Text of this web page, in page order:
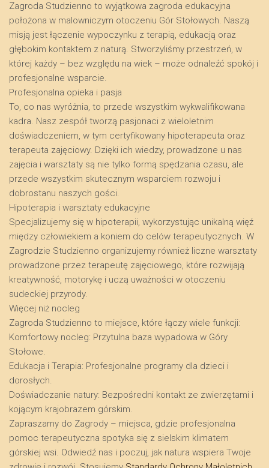
​Zagroda Studzienno to wyjątkowa zagroda edukacyjna
położona w malowniczym otoczeniu Gór Stołowych. Naszą
misją jest łączenie wypoczynku z terapią, edukacją oraz
głębokim kontaktem z naturą. Stworzyliśmy przestrzeń, w
której każdy – bez względu na wiek – może odnaleźć spokój i
profesjonalne wsparcie.
​Profesjonalna opieka i pasja
​To, co nas wyróżnia, to przede wszystkim wykwalifikowana
kadra. Nasz zespół tworzą pasjonaci z wieloletnim
doświadczeniem, w tym certyfikowany hipoterapeuta oraz
terapeuta zajęciowy. Dzięki ich wiedzy, prowadzone u nas
zajęcia i warsztaty są nie tylko formą spędzania czasu, ale
przede wszystkim skutecznym wsparciem rozwoju i
dobrostanu naszych gości.
​Hipoterapia i warsztaty edukacyjne
​Specjalizujemy się w hipoterapii, wykorzystując unikalną więź
między człowiekiem a koniem do celów terapeutycznych. W
Zagrodzie Studzienno organizujemy również liczne warsztaty
prowadzone przez terapeutę zajęciowego, które rozwijają
kreatywność, motorykę i uczą uważności w otoczeniu
sudeckiej przyrody.
​Więcej niż nocleg
​Zagroda Studzienno to miejsce, które łączy wiele funkcji:
​Komfortowy nocleg: Przytulna baza wypadowa w Góry
Stołowe.
​Edukacja i Terapia: Profesjonalne programy dla dzieci i
dorosłych.
​Doświadczanie natury: Bezpośredni kontakt ze zwierzętami i
kojącym krajobrazem górskim.
​Zapraszamy do Zagrody – miejsca, gdzie profesjonalna
pomoc terapeutyczna spotyka się z sielskim klimatem
górskiej wsi. Odwiedź nas i poczuj, jak natura wspiera Twoje